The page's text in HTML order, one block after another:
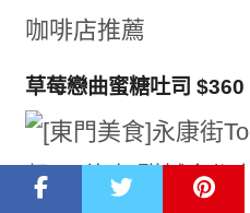
草莓戀曲蜜糖吐司 $360